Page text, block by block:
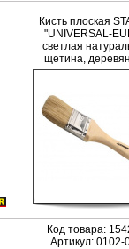
Кисть плоская
"UNIVERSAL-
светлая
щетина,
ручка, 38мм
Код товара:
Артикул: 0102-